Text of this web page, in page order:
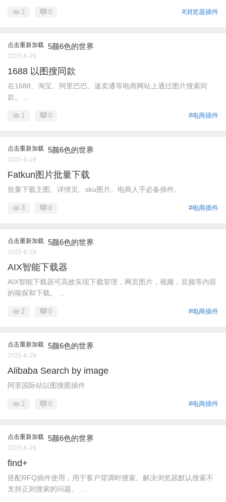
#浏览器插件
2 0
点击重新加载 5颜6色的世界
2025-6-29
1688 以图搜同款
在1688、淘宝、阿里巴巴、速卖通等电商网站上通过图片搜索同
款。 ...
#电商插件
1 0
点击重新加载 5颜6色的世界
2025-6-29
Fatkun图片批量下载
批量下载主图、详情页、sku图片。电商人手必备插件。
#电商插件
3 0
点击重新加载 5颜6色的世界
2025-6-29
AIX智能下载器
AIX智能下载器可高效实现下载管理，网页图片，视频，音频等内容
的嗅探和下载。 ...
#电商插件
2 0
点击重新加载 5颜6色的世界
2025-6-29
Alibaba Search by image
阿里国际站以图搜图插件
#电商插件
2 0
点击重新加载 5颜6色的世界
2025-6-29
find+
搭配RFQ插件使用，用于客户背调时搜索。解决浏览器默认搜索不
支持正则搜索的问题。 ...